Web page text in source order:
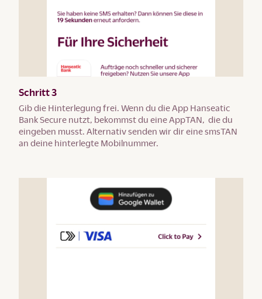
Schritt 3
Gib die Hinterlegung frei. Wenn du die App Hanseatic
Bank Secure nutzt, bekommst du eine AppTAN, die du
eingeben musst. Alternativ senden wir dir eine smsTAN
an deine hinterlegte Mobilnummer.